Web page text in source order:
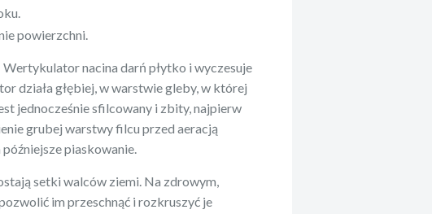
powierzchni.
Wertykulator nacina darń płytko i wyczesuje
działa głębiej, w warstwie gleby, w której
jednocześnie sfilcowany i zbity, najpierw
grubej warstwy filcu przed aeracją
piaskowanie.
setki walców ziemi. Na zdrowym,
im przeschnąć i rozkruszyć je